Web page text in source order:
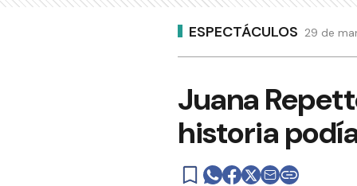
ESPECTÁCULOS 29 de
Juana
historia